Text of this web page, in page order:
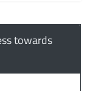
towards